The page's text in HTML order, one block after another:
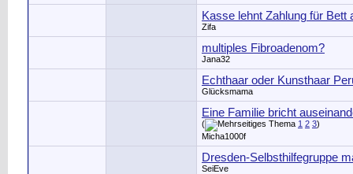
Kasse lehnt Zahlung für Bett
Zifa
multiples Fibroadenom?
Jana32
Echthaar oder Kunsthaar
Glücksmama
Eine Familie bricht
( 1 2 3)
Micha1000f
Dresden-Selbsthilfegruppe
SeiEve